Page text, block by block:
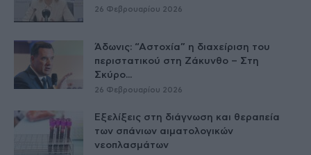
26 Φεβρουαρίου 2026
Άδωνις: “Αστοχία” η διαχείριση του
περιστατικού στη Ζάκυνθο – Στη
Σκύρο...
26 Φεβρουαρίου 2026
Εξελίξεις στη διάγνωση και θεραπεία
των σπάνιων αιματολογικών
νεοπλασμάτων